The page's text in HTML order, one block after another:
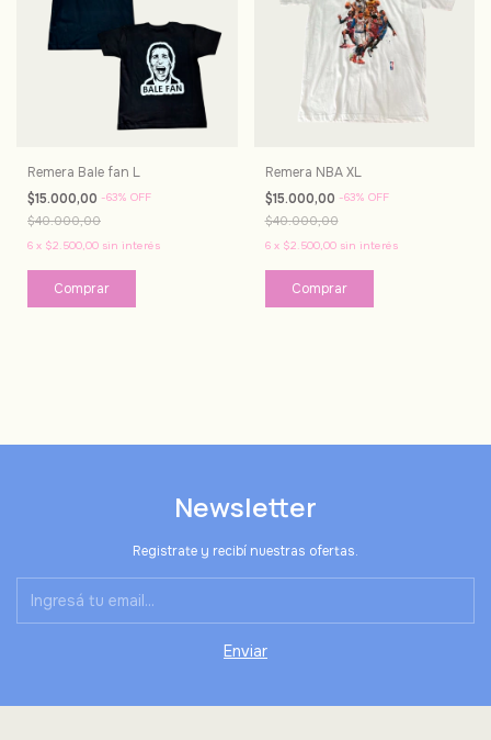
Remera Bale fan L
$15.000,00 -63% OFF
$40.000,00
6 x $2.500,00 sin interés
Remera NBA XL
$15.000,00 -63% OFF
$40.000,00
6 x $2.500,00 sin interés
Newsletter
Registrate y recibí nuestras ofertas.